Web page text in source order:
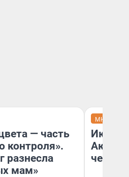
— часть
контроля».
разнесла
мам»
МНЕНИЕ
Икра
чем